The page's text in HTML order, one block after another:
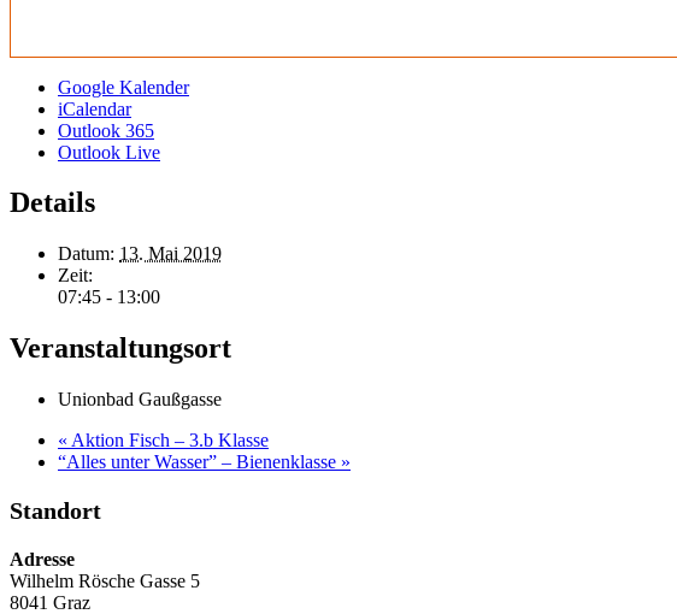
Google Kalender
iCalendar
Outlook 365
Outlook Live
Details
Datum: 13. Mai 2019
Zeit:
07:45 - 13:00
Veranstaltungsort
Unionbad Gaußgasse
« Aktion Fisch – 3.b Klasse
“Alles unter Wasser” – Bienenklasse »
Standort
Adresse
Wilhelm Rösche Gasse 5
8041 Graz